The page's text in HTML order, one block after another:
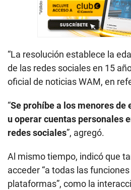
“La resolución establece la
de las redes sociales en 15
oficial de noticias WAM, en
“Se prohíbe a los menores de
u operar cuentas personales
redes sociales”, agregó.
Al mismo tiempo, indicó que
acceder “a todas las
plataformas”, como la